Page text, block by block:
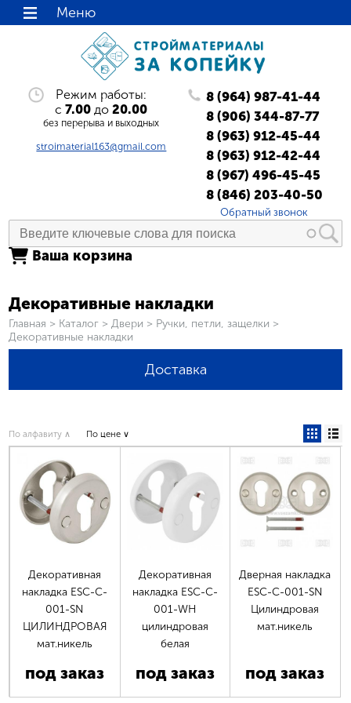
Режим работы:
с7.00 до20.00
без перерыва и выходных
stroimaterial163@gmail.com
8 (964) 987-41-44
8 (906) 344-87-77
8 (963) 912-45-44
8 (963) 912-42-44
8 (967) 496-45-45
8 (846) 203-40-50
Обратный звонок
Ваша корзина
Меню
Декоративные накладки
Вы здесь
Главная > Каталог > Двери > Ручки, петли, защелки >
Декоративные накладки
Доставка
По алфавиту ∧ По цене ∨
Декоративная
накладка ESC-C-
001-SN
ЦИЛИНДРОВАЯ
мат.никель
под заказ
Декоративная
накладка ESC-C-
001-WH
цилиндровая
белая
под заказ
Дверная накладка
ESC-C-001-SN
Цилиндровая
мат.никель
под заказ